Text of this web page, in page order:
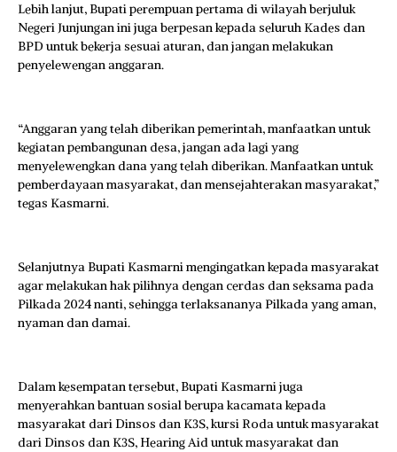
Lebih lanjut, Bupati perempuan pertama di wilayah berjuluk
Negeri Junjungan ini juga berpesan kepada seluruh Kades dan
BPD untuk bekerja sesuai aturan, dan jangan melakukan
penyelewengan anggaran.
“Anggaran yang telah diberikan pemerintah, manfaatkan untuk
kegiatan pembangunan desa, jangan ada lagi yang
menyelewengkan dana yang telah diberikan. Manfaatkan untuk
pemberdayaan masyarakat, dan mensejahterakan masyarakat,”
tegas Kasmarni.
Selanjutnya Bupati Kasmarni mengingatkan kepada masyarakat
agar melakukan hak pilihnya dengan cerdas dan seksama pada
Pilkada 2024 nanti, sehingga terlaksananya Pilkada yang aman,
nyaman dan damai.
Dalam kesempatan tersebut, Bupati Kasmarni juga
menyerahkan bantuan sosial berupa kacamata kepada
masyarakat dari Dinsos dan K3S, kursi Roda untuk masyarakat
dari Dinsos dan K3S, Hearing Aid untuk masyarakat dan